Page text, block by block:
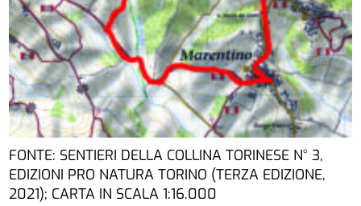
FONTE: SENTIERI DELLA COLLINA TORINESE N° 3,
EDIZIONI PRO NATURA TORINO (TERZA EDIZIONE,
2021); CARTA IN SCALA 1:16.000